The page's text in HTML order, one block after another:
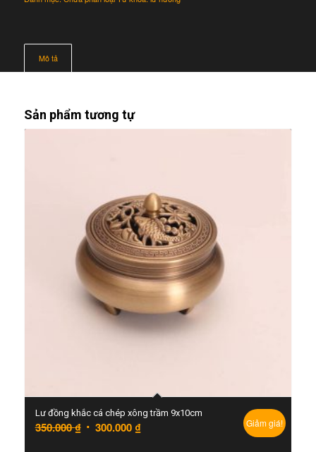
Mô tả
Sản phẩm tương tự
Lư đồng khắc cá chép xông trầm 9x10cm
350.000₫ 300.000 ₫ Giảm giá!